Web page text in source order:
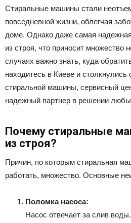
Стиральные машины стали
повседневной жизни, облегчая
доме. Однако даже самая
из строя, что приносит множество
случаях важно знать, куда
находитесь в Киеве и столкнулись
стиральной машины, сервисный
надежный партнер в решении
Почему стиральные
из строя?
Причин, по которым стиральная
работать, множество. Основные
Поломка насоса:
Насос отвечает за слив